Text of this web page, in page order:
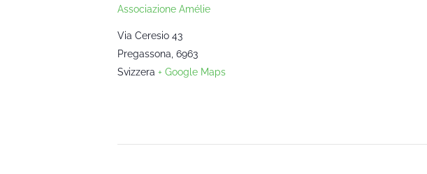
Associazione Amélie
Via Ceresio 43
Pregassona 6963
Svizzera + Google Maps